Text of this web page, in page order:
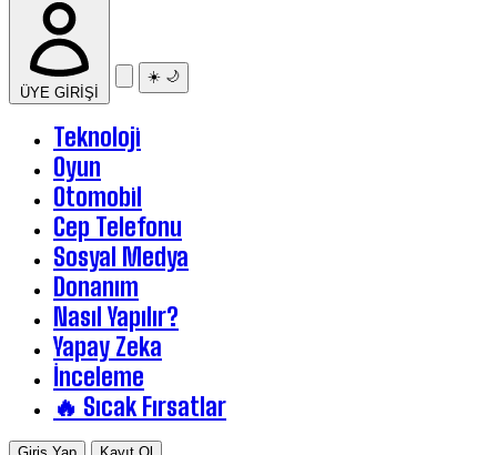
ÜYE GİRİŞİ
☀️ 🌙
Teknoloji
Oyun
Otomobil
Cep Telefonu
Sosyal Medya
Donanım
Nasıl Yapılır?
Yapay Zeka
İnceleme
🔥 Sıcak Fırsatlar